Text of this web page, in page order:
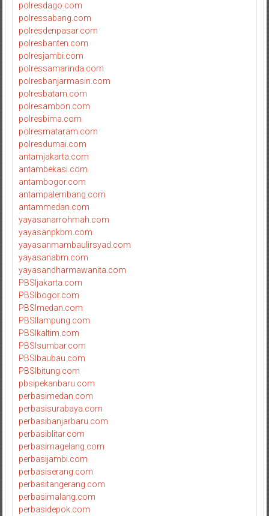
polresdago.com
polressabang.com
polresdenpasar.com
polresbanten.com
polresjambi.com
polressamarinda.com
polresbanjarmasin.com
polresbatam.com
polresambon.com
polresbima.com
polresmataram.com
polresdumai.com
antamjakarta.com
antambekasi.com
antambogor.com
antampalembang.com
antammedan.com
yayasanarrohmah.com
yayasanpkbm.com
yayasanmambaulirsyad.com
yayasanabm.com
yayasandharmawanita.com
PBSIjakarta.com
PBSIbogor.com
PBSImedan.com
PBSIlampung.com
PBSIkaltim.com
PBSIsumbar.com
PBSIbaubau.com
PBSIbitung.com
pbsipekanbaru.com
perbasimedan.com
perbasisurabaya.com
perbasibanjarbaru.com
perbasiblitar.com
perbasimagelang.com
perbasijambi.com
perbasiserang.com
perbasitangerang.com
perbasimalang.com
perbasidepok.com